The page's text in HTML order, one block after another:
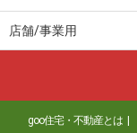
店舗/事業用
goo住宅・不動産とは